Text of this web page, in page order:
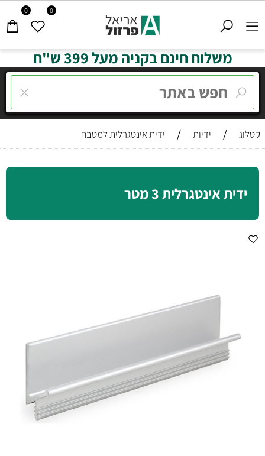
0 0
משלוח חינם בקניה מעל 399 ש"ח
קטלוג / ידיות / ידית אינטגרלית למטבח
ידית אינטגרלית 3 מטר